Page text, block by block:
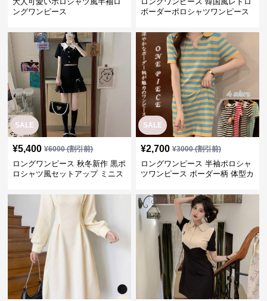
ングワンピース
ボーダーポロシャツワンピース
SALE
¥5,400 ¥6000(割引前)
ロングワンピース 秋冬新作 黒ポ
ロシャツ風セットアップ ミニス
SALE
¥2,700 ¥3000(割引前)
ロングワンピース 半袖ポロシャ
ツワンピース ボーダー柄 体型カ